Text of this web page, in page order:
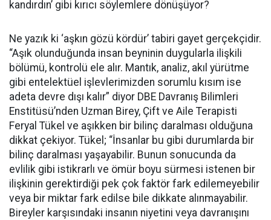
kandırdın’ gibi kırıcı söylemlere dönüşüyor?
Ne yazık ki ‘aşkın gözü kördür’ tabiri gayet gerçekçidir.
“Aşık olunduğunda insan beyninin duygularla ilişkili
bölümü, kontrolü ele alır. Mantık, analiz, akıl yürütme
gibi entelektüel işlevlerimizden sorumlu kısım ise
adeta devre dışı kalır” diyor DBE Davranış Bilimleri
Enstitüsü’nden Uzman Birey, Çift ve Aile Terapisti
Feryal Tükel ve aşıkken bir bilinç daralması olduğuna
dikkat çekiyor. Tükel; “İnsanlar bu gibi durumlarda bir
bilinç daralması yaşayabilir. Bunun sonucunda da
evlilik gibi istikrarlı ve ömür boyu sürmesi istenen bir
ilişkinin gerektirdiği pek çok faktör fark edilemeyebilir
veya bir miktar fark edilse bile dikkate alınmayabilir.
Bireyler karşısındaki insanın niyetini veya davranışını